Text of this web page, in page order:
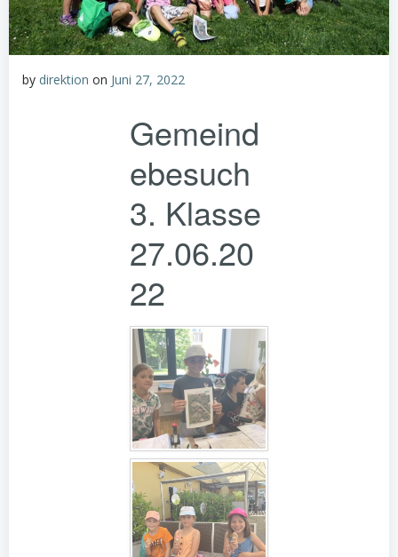
by direktion on Juni 27, 2022
Gemeind
ebesuch
3. Klasse
27.06.20
22